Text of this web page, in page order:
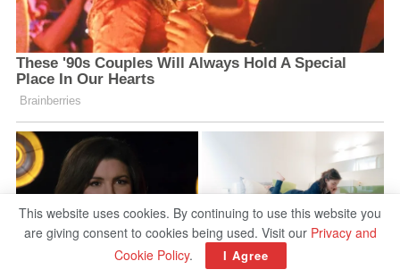
This website uses cookies. By continuing to use this website you
are giving consent to cookies being used. Visit our Privacy and
Cookie Policy. I Agree